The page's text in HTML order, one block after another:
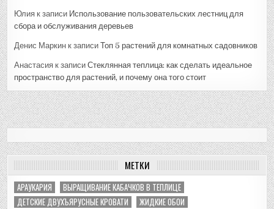
Юлия к записи Использование пользовательских лестниц для
сбора и обслуживания деревьев
Денис Маркин к записиТоп 5 растений для комнатных садовников
Анастасия к записиСтеклянная теплица: как сделать идеальное
пространство для растений, и почему она того стоит
МЕТКИ
АРАУКАРИЯ
ВЫРАЩИВАНИЕ КАБАЧКОВ В ТЕПЛИЦЕ
ДЕТСКИЕ ДВУХЪЯРУСНЫЕ КРОВАТИ
ЖИДКИЕ ОБОИ